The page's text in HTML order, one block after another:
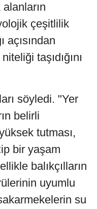
çeşitlilik
açısından
taşıdığını
söyledi. "Yer
belirli
tutması,
bir yaşam
balıkçılların
uyumlu
su